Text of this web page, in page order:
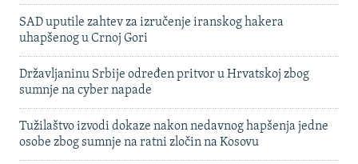
SAD uputile zahtev za izručenje iranskog hakera
uhapšenog u Crnoj Gori
Državljaninu Srbije određen pritvor u Hrvatskoj zbog
sumnje na cyber napade
Tužilaštvo izvodi dokaze nakon nedavnog hapšenja jedne
osobe zbog sumnje na ratni zločin na Kosovu